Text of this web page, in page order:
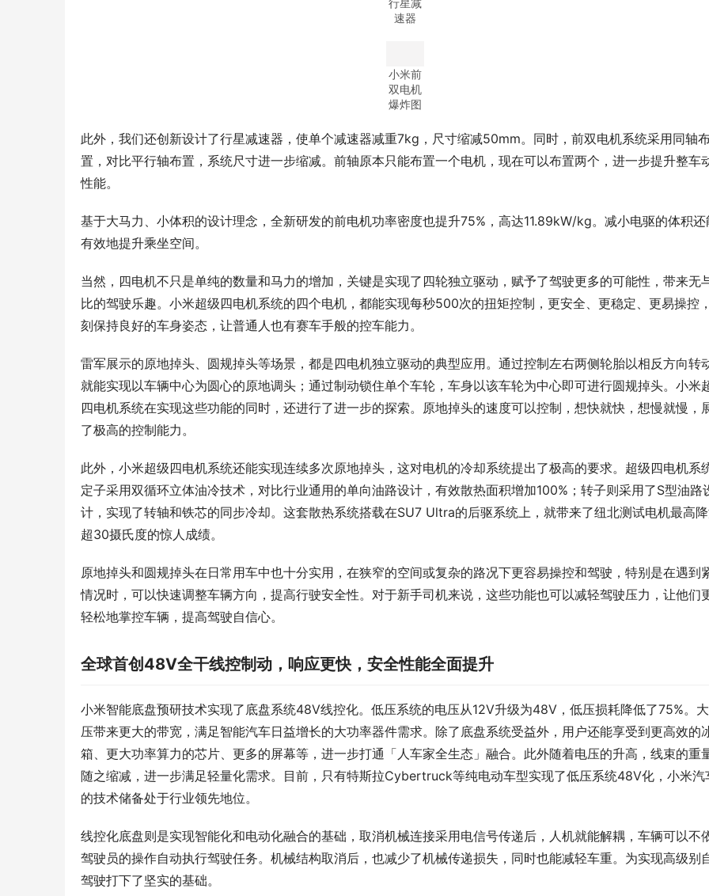
行星减
速器
小米前
双电机
爆炸图
此外，我们还创新设计了行星减速器，使单个减速器减重7kg，尺寸缩减50mm。同时，前双电机系统采用同轴
置，对比平行轴布置，系统尺寸进一步缩减。前轴原本只能布置一个电机，现在可以布置两个，进一步提升整车
性能。
基于大马力、小体积的设计理念，全新研发的前电机功率密度也提升75%，高达11.89kW/kg。减小电驱的体积还
有效地提升乘坐空间。
当然，四电机不只是单纯的数量和马力的增加，关键是实现了四轮独立驱动，赋予了驾驶更多的可能性，带来无
比的驾驶乐趣。小米超级四电机系统的四个电机，都能实现每秒500次的扭矩控制，更安全、更稳定、更易操控
刻保持良好的车身姿态，让普通人也有赛车手般的控车能力。
雷军展示的原地掉头、圆规掉头等场景，都是四电机独立驱动的典型应用。通过控制左右两侧轮胎以相反方向转
就能实现以车辆中心为圆心的原地调头；通过制动锁住单个车轮，车身以该车轮为中心即可进行圆规掉头。小米
四电机系统在实现这些功能的同时，还进行了进一步的探索。原地掉头的速度可以控制，想快就快，想慢就慢，
了极高的控制能力。
此外，小米超级四电机系统还能实现连续多次原地掉头，这对电机的冷却系统提出了极高的要求。超级四电机系
定子采用双循环立体油冷技术，对比行业通用的单向油路设计，有效散热面积增加100%；转子则采用了S型油路
计，实现了转轴和铁芯的同步冷却。这套散热系统搭载在SU7 Ultra的后驱系统上，就带来了纽北测试电机最高
超30摄氏度的惊人成绩。
原地掉头和圆规掉头在日常用车中也十分实用，在狭窄的空间或复杂的路况下更容易操控和驾驶，特别是在遇到
情况时，可以快速调整车辆方向，提高行驶安全性。对于新手司机来说，这些功能也可以减轻驾驶压力，让他们
轻松地掌控车辆，提高驾驶自信心。
全球首创48V全干线控制动，响应更快，安全性能全面提升
小米智能底盘预研技术实现了底盘系统48V线控化。低压系统的电压从12V升级为48V，低压损耗降低了75%。
压带来更大的带宽，满足智能汽车日益增长的大功率器件需求。除了底盘系统受益外，用户还能享受到更高效的
箱、更大功率算力的芯片、更多的屏幕等，进一步打通「人车家全生态」融合。此外随着电压的升高，线束的重
随之缩减，进一步满足轻量化需求。目前，只有特斯拉Cybertruck等纯电动车型实现了低压系统48V化，小米汽
的技术储备处于行业领先地位。
线控化底盘则是实现智能化和电动化融合的基础，取消机械连接采用电信号传递后，人机就能解耦，车辆可以不
驾驶员的操作自动执行驾驶任务。机械结构取消后，也减少了机械传递损失，同时也能减轻车重。为实现高级别
驾驶打下了坚实的基础。